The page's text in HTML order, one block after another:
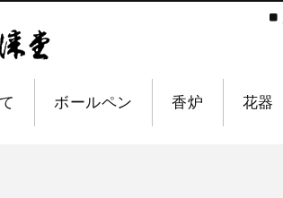
ボールペン 香炉 花器